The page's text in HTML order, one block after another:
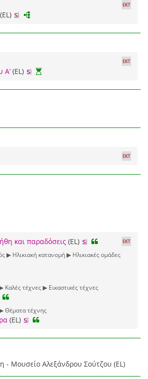
(EL)
Α’ (EL)
και παραδόσεις (EL)
▶ Ηλικιακή κατανομή ▶ Ηλικιακές ομάδες
Καλές τέχνες ▶ Εικαστικές τέχνες
Θέματα τέχνης
(EL)
- Μουσείο Αλεξάνδρου Σούτζου (EL)